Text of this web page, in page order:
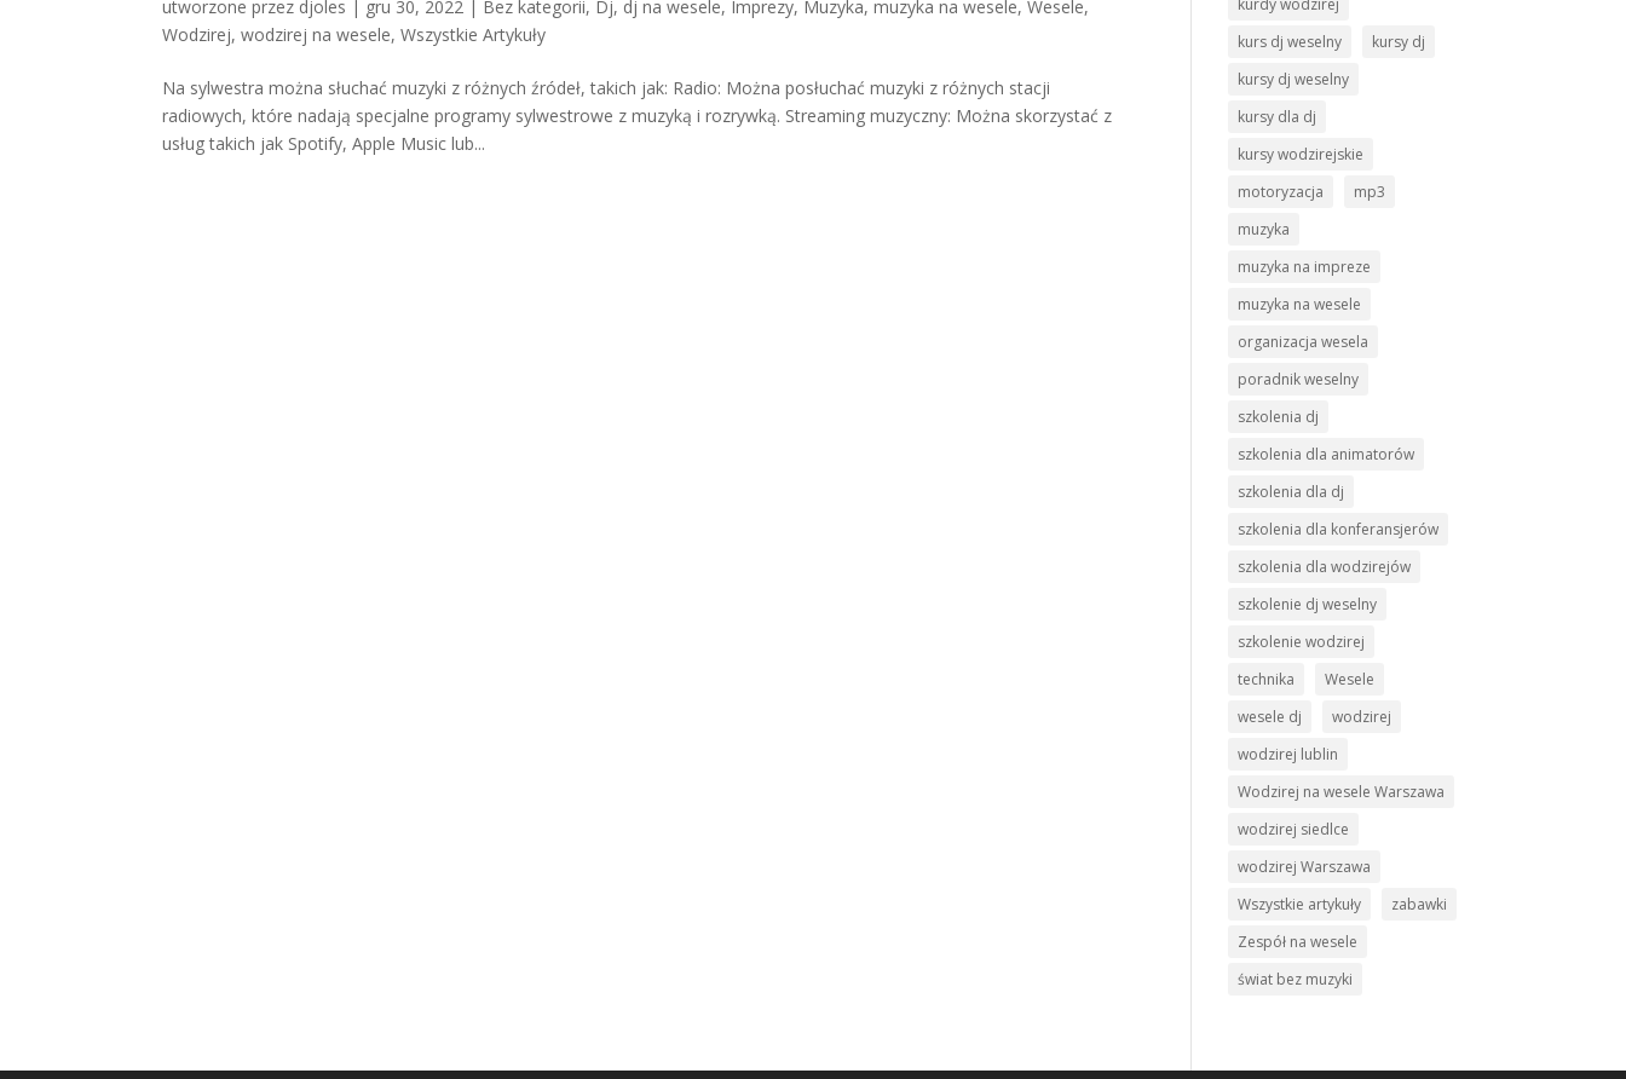
utworzone przez djoles | gru 30, 2022 | Bez kategorii, Dj, dj na wesele, Imprezy, Muzyka,muzyka na wesele,Wesele,
Wodzirej,wodzirej na wesele,Wszystkie Artykuły
Na sylwestra można słuchać muzyki z różnych źródeł, takich jak: Radio: Można posłuchać muzyki z różnych stacji
radiowych, które nadają specjalne programy sylwestrowe z muzyką i rozrywką. Streaming muzyczny: Można skorzystać z
usług takich jak Spotify, Apple Music lub...
kurdy wodzirej
kurs dj weselny
kursy dj
kursy dj weselny
kursy dla dj
kursy wodzirejskie
motoryzacja
mp3
muzyka
muzyka na impreze
muzyka na wesele
organizacja wesela
poradnik weselny
szkolenia dj
szkolenia dla animatorów
szkolenia dla dj
szkolenia dla konferansjerów
szkolenia dla wodzirejów
szkolenie dj weselny
szkolenie wodzirej
technika
Wesele
wesele dj
wodzirej
wodzirej lublin
Wodzirej na wesele Warszawa
wodzirej siedlce
wodzirej Warszawa
Wszystkie artykuły
zabawki
Zespół na wesele
świat bez muzyki